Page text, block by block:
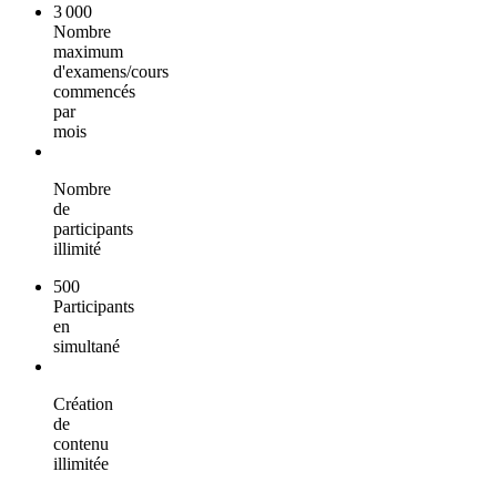
3 000
Nombre
maximum
d'examens/cours
commencés
par
mois
Nombre
de
participants
illimité
500
Participants
en
simultané
Création
de
contenu
illimitée